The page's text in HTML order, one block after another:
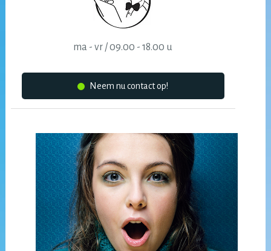
ma - vr / 09.00 - 18.00 u
Neem nu contact op!